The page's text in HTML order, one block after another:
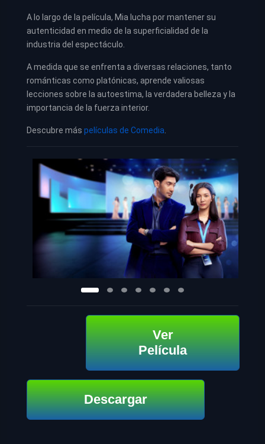
A lo largo de la película, Mia lucha por mantener su
autenticidad en medio de la superficialidad de la
industria del espectáculo.
A medida que se enfrenta a diversas relaciones, tanto
románticas como platónicas, aprende valiosas
lecciones sobre la autoestima, la verdadera belleza y la
importancia de la fuerza interior.
Descubre más películas de Comedia
Ver
Película
Descargar